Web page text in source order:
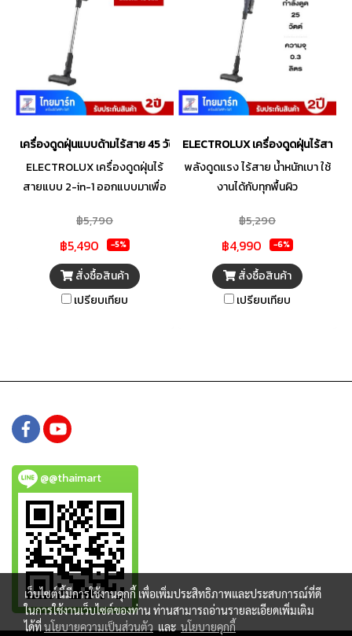
เครื่องดูดฝุ่นแบบด้ามไร้สาย 45 วัตต์ 0.3 ลิตร รุ่น EFP52216SW
ELECTROLUX เครื่องดูดฝุ่นไร้
สายแบบ 2-in-1 ออกแบบมาเพื่อ
และคล่องตัว ใช้งานได้ทั้งแบบด้าม
จับและแบบมือถือ พร้อมระบบ
กรองฝุ่น 4 ขั้นตอนที่ช่วยดักจับฝุ่น
ละเอียด เพื่อสุขอนามัยที่ดีภายใน
บ้าน
฿5,790
฿5,490 -5%
สั่งซื้อสินค้า
เปรียบเทียบ
ELECTROLUX เครื่องดูดฝุ่นไร้สาย
พลังดูดแรง ไร้สาย น้ำหนักเบา ใช้
งานได้กับทุกพื้นผิว
฿5,290
฿4,990 -6%
สั่งซื้อสินค้า
เปรียบเทียบ
@@thaimart
เว็บไซต์นี้มีการใช้งานคุกกี้ เพื่อเพิ่มประสิทธิภาพและประสบการณ์ที่ดี
ในการใช้งานเว็บไซต์ของท่าน ท่านสามารถอ่านรายละเอียดเพิ่มเติม
ได้ที่นโยบายความเป็นส่วนตัว และ นโยบายคุกกี้